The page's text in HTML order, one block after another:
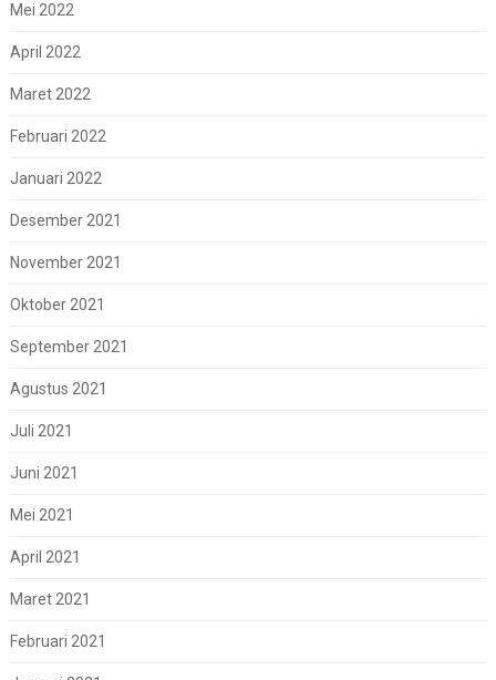
Mei 2022
April 2022
Maret 2022
Februari 2022
Januari 2022
Desember 2021
November 2021
Oktober 2021
September 2021
Agustus 2021
Juli 2021
Juni 2021
Mei 2021
April 2021
Maret 2021
Februari 2021